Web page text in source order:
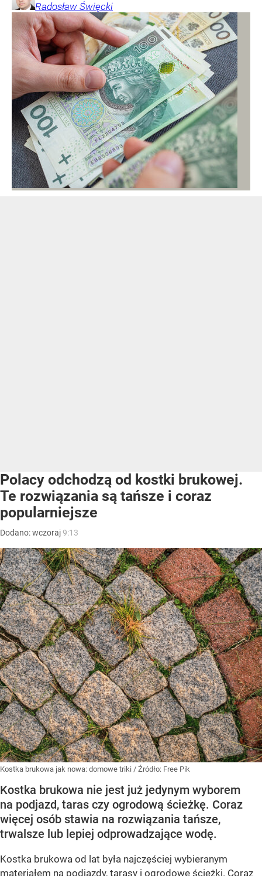
Radosław Święcki
Polacy odchodzą od kostki brukowej.
Te rozwiązania są tańsze i coraz
popularniejsze
Dodano:wczoraj9:13
Kostka brukowa jak nowa: domowe triki / Źródło: Free Pik
Kostka brukowa nie jest już jedynym wyborem
na podjazd, taras czy ogrodową ścieżkę. Coraz
więcej osób stawia na rozwiązania tańsze,
trwalsze lub lepiej odprowadzające wodę.
Kostka brukowa od lat była najczęściej wybieranym
materiałem na podjazdy, tarasy i ogrodowe ścieżki. Coraz